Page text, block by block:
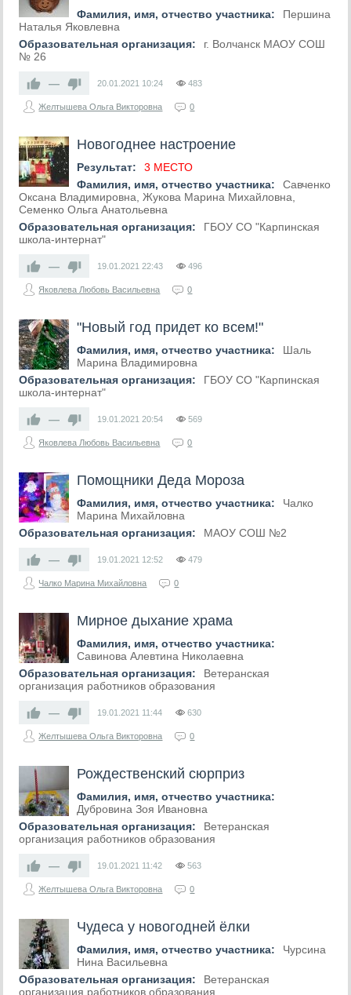
Фамилия, имя, отчество участника:
Першина
Наталья Яковлевна
Образовательная организация:
г. Волчанск МАОУ СОШ
№ 26
— 20.01.2021 10:24 483
Желтышева Ольга Викторовна 0
Новогоднее настроение
Результат:
3 МЕСТО
Фамилия, имя, отчество участника:
Савченко
Оксана Владимировна, Жукова Марина Михайловна,
Семенко Ольга Анатольевна
Образовательная организация:
ГБОУ СО "Карпинская
школа-интернат"
— 19.01.2021 22:43 496
Яковлева Любовь Васильевна 0
"Новый год придет ко всем!"
Фамилия, имя, отчество участника:
Шаль
Марина Владимировна
Образовательная организация:
ГБОУ СО "Карпинская
школа-интернат"
— 19.01.2021 20:54 569
Яковлева Любовь Васильевна 0
Помощники Деда Мороза
Фамилия, имя, отчество участника:
Чалко
Марина Михайловна
Образовательная организация:
МАОУ СОШ №2
— 19.01.2021 12:52 479
Чалко Марина Михайловна 0
Мирное дыхание храма
Фамилия, имя, отчество участника:
Савинова Алевтина Николаевна
Образовательная организация:
Ветеранская
организация работников образования
— 19.01.2021 11:44 630
Желтышева Ольга Викторовна 0
Рождественский сюрприз
Фамилия, имя, отчество участника:
Дубровина Зоя Ивановна
Образовательная организация:
Ветеранская
организация работников образования
— 19.01.2021 11:42 563
Желтышева Ольга Викторовна 0
Чудеса у новогодней ёлки
Фамилия, имя, отчество участника:
Чурсина
Нина Васильевна
Образовательная организация:
Ветеранская
организация работников образования